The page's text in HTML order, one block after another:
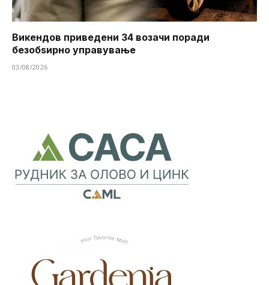
Викендов приведени 34 возачи поради
безобѕирно управување
03/08/2026